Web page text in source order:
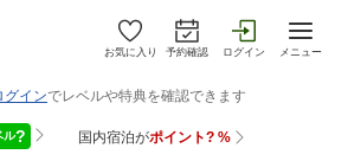
お気に入り 予約確認 ログイン メニュー